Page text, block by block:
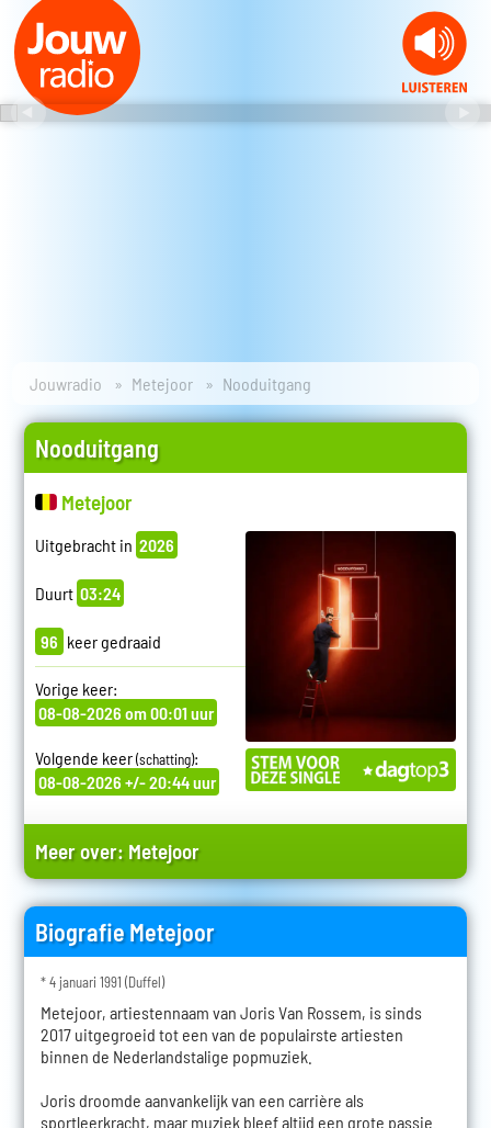
Jouwradio Metejoor Nooduitgang
Nooduitgang
Metejoor
Uitgebracht in 2026
Duurt 03:24
96 keer gedraaid
Vorige keer:
08-08-2026 om 00:01 uur
Volgende keer(schatting):
08-08-2026 +/- 20:44 uur
Meer over: Metejoor
Biografie Metejoor
* 4 januari 1991 (Duffel)
Metejoor, artiestennaam van Joris Van Rossem, is sinds
2017 uitgegroeid tot een van de populairste artiesten
binnen de Nederlandstalige popmuziek.
Joris droomde aanvankelijk van een carrière als
sportleerkracht, maar muziek bleef altijd een grote passie.